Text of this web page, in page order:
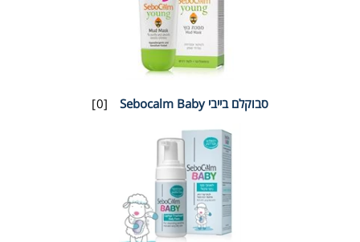
סבוקלם בייבי Sebocalm Baby [0]